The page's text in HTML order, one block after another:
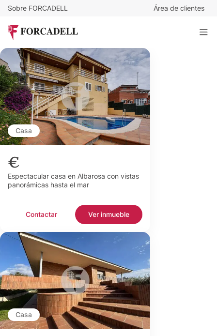
Sobre FORCADELL Área de clientes
Casa
€
Espectacular casa en Albarosa con vistas
panorámicas hasta el mar
Contactar Ver inmueble
Casa